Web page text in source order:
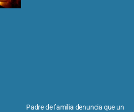
Padre de familia denuncia que un